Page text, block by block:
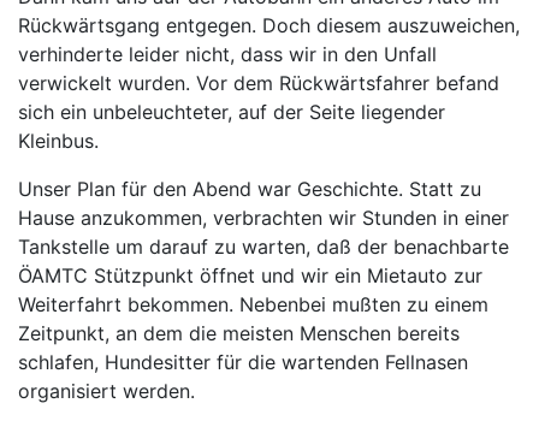
Rückwärtsgang entgegen. Doch diesem auszuweichen,
verhinderte leider nicht, dass wir in den Unfall
verwickelt wurden. Vor dem Rückwärtsfahrer befand
sich ein unbeleuchteter, auf der Seite liegender
Kleinbus.
Unser Plan für den Abend war Geschichte. Statt zu
Hause anzukommen, verbrachten wir Stunden in einer
Tankstelle um darauf zu warten, daß der benachbarte
ÖAMTC Stützpunkt öffnet und wir ein Mietauto zur
Weiterfahrt bekommen. Nebenbei mußten zu einem
Zeitpunkt, an dem die meisten Menschen bereits
schlafen, Hundesitter für die wartenden Fellnasen
organisiert werden.